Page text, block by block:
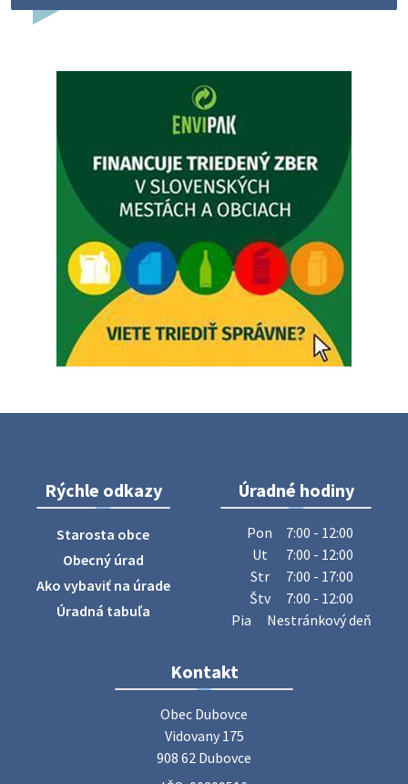
Dovolenka - MUDr. Marián Sivoň
budeZATVORENÁ z dôvodu čerpania dovolenky. Akútne
prípady bude riešiť MUDr.Fisch…
Zajtrajší zvoz odpadu
Vážený občan, zajtra 5. 8. sa bude zvážať komunálny odpad.
4. augusta 2026 15:30
Dnešný zvoz odpadu
Vážený občan, dnes 5. 8. sa zváža komunálny odpad.
5. augusta 2026 05:00
ZBER ŽELEZA
Obecný úrad oznamuje občanom, že v stredu 29. júla 2026
sa v našej obci uskutoční zber železa. Pracovníci Obecného
úradu budú od 8.00 hod. prechádzať obcou a zbierať
železný odpad …
27. júla 2026 06:31
Zájazd do Veľkého Medera
Základná organizácia Únie žien Slovenska Dubovce
srdečne pozýva svoje členky, ich rodinných príslušníkov aj
priateľov na jednodňový zájazd na termálne kúpalisko
Rýchle odkazy
Starosta obce
Obecný úrad
Ako vybaviť na úrade
Úradná tabuľa
Úradné hodiny
Pon
7:00 - 12:00
Ut
7:00 - 12:00
Str
7:00 - 17:00
Štv
7:00 - 12:00
Pia
Nestránkový deň
Kontakt
Obec Dubovce
Vidovany 175
908 62 Dubovce